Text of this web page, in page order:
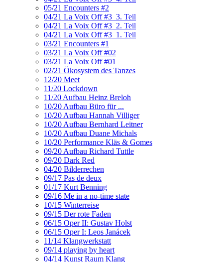
05/21 Encounters #2
04/21 La Voix Off #3_3. Teil
04/21 La Voix Off #3_2. Teil
04/21 La Voix Off #3_1. Teil
03/21 Encounters #1
03/21 La Voix Off #02
03/21 La Voix Off #01
02/21 Ökosystem des Tanzes
12/20 Meet
11/20 Lockdown
11/20 Aufbau Heinz Breloh
10/20 Aufbau Büro für ...
10/20 Aufbau Hannah Villiger
10/20 Aufbau Bernhard Leitner
10/20 Aufbau Duane Michals
10/20 Performance Kläs & Gomes
09/20 Aufbau Richard Tuttle
09/20 Dark Red
04/20 Bilderrechen
09/17 Pas de deux
01/17 Kurt Benning
09/16 Me in a no-time state
10/15 Winterreise
09/15 Der rote Faden
06/15 Oper II: Gustav Holst
06/15 Oper I: Leos Janácek
11/14 Klangwerkstatt
09/14 playing by heart
04/14 Kunst Raum Klang